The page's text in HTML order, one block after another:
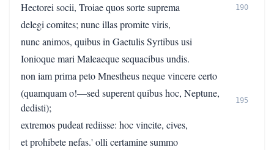
Hectorei socii, Troiae quos sorte suprema
190
delegi comites; nunc illas promite viris,
nunc animos, quibus in Gaetulis Syrtibus usi
Ionioque mari Maleaeque sequacibus undis.
non iam prima peto Mnestheus neque vincere certo
(quamquam o!—sed superent quibus hoc, Neptune,
dedisti);
195
extremos pudeat rediisse: hoc vincite, cives,
et prohibete nefas.' olli certamine summo